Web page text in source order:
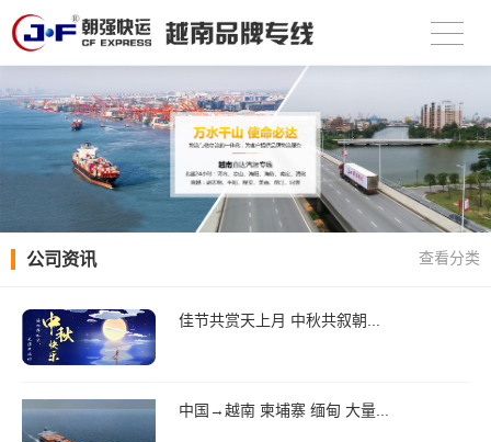
公司资讯 查看分类
佳节共赏天上月 中秋共叙朝...
中国→越南 柬埔寨 缅甸 大量...